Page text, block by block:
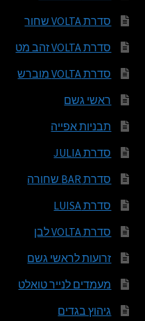
סדרת VOLTA שחור
סדרת VOLTA זהב מט
סדרת VOLTA מוברש
ראשי גשם
תבניות אפייה
סדרת JULIA
סדרת BAR שחורה
סדרת LUISA
סדרת VOLTA לבן
זרועות לראשי גשם
מעמדים לנייר טואלט
גיהוץ בגדים